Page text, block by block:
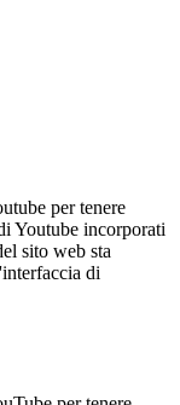
per tenere
Youtube incorporati
sito web sta
di